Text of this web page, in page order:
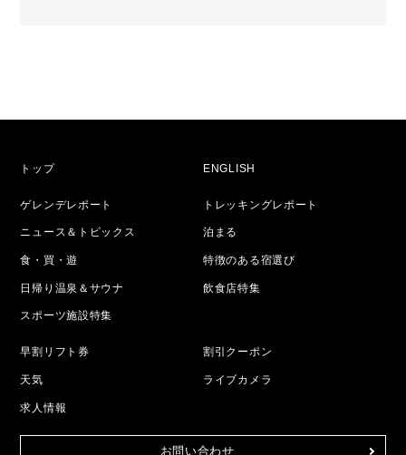
トップ ENGLISH
ゲレンデレポート トレッキングレポート
ニュース＆トピックス 泊まる
食・買・遊 特徴のある宿選び
日帰り温泉＆サウナ 飲食店特集
スポーツ施設特集
早割リフト券 割引クーポン
天気 ライブカメラ
求人情報
お問い合わせ